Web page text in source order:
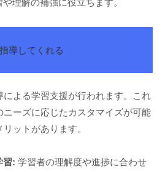
理解の補強に役立ちます。
導してくれる
による学習支援が行われます。これ
ニーズに応じたカスタマイズが可能
ットがあります。
習: 学習者の理解度や進捗に合わせ